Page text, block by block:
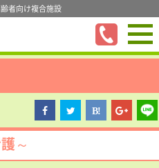
者向け複合施設
～